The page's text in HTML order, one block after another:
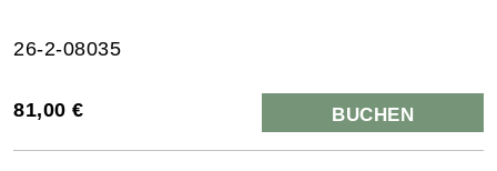
26-2-08035
81,00 € BUCHEN